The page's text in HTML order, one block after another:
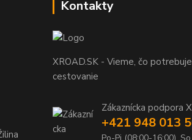
Kontakty
XROAD.SK - Vieme, čo
cestovanie
Zákaznícka podpora
+421 948 013